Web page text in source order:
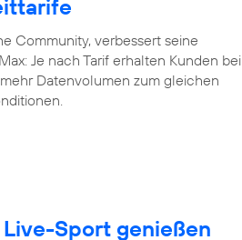
Community, verbessert seine
Je nach Tarif erhalten Kunden bei
Datenvolumen zum gleichen
Sport genießen